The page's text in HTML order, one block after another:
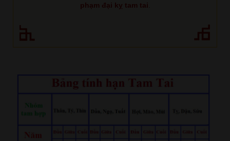
phạm đại kỵ tam tai